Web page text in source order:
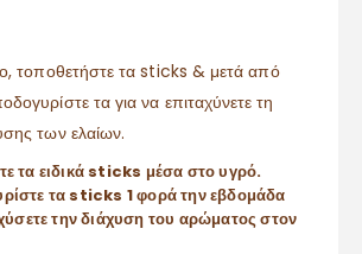
τοποθετήστε τα sticks & μετά από
τα για να επιταχύνετε τη
των ελαίων.
τα ειδικά sticks μέσα στο υγρό.
τα sticks 1 φορά την εβδομάδα
την διάχυση του αρώματος στον